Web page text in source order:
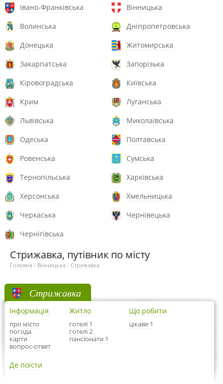
Івано-Франківська
Вінницька
Волинська
Дніпропетровська
Донецька
Житомирська
Закарпатська
Запорізька
Кіровоградська
Київська
Крим
Луганська
Львівська
Миколаївська
Одеська
Полтавська
Ровенська
Сумська
Тернопільська
Харківська
Херсонська
Хмельницька
Черкаська
Чернівецька
Чернігівська
Стрижавка, путівник по місту
Головна / Вінницька / Стрижавка
Стрижавка
Інформація
про місто
погода
карти
вопрос-ответ
Житло
готелі 1
готелі 2
пансіонати 1
Що робити
цікаве 1
Де поїсти